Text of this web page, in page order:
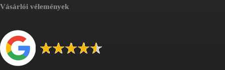
Vásárlói vélemények